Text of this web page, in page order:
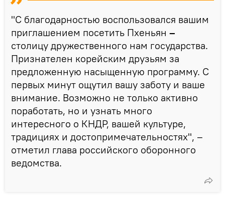
"С благодарностью воспользовался вашим
приглашением посетить Пхеньян –
столицу дружественного нам государства.
Признателен корейским друзьям за
предложенную насыщенную программу. С
первых минут ощутил вашу заботу и ваше
внимание. Возможно не только активно
поработать, но и узнать много
интересного о КНДР, вашей культуре,
традициях и достопримечательностях", –
отметил глава российского оборонного
ведомства.